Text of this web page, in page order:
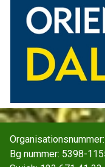
Bg nummer: 5398-